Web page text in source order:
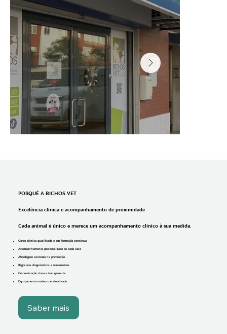
PORQUÊ A BICHOS VET
Excelência clínica e acompanhamento de proximidade
Cada animal é único e merece um acompanhamento clínico à sua medida.
Corpo clínico qualificado e em formação contínua
Acompanhamento personalizado de cada caso
Abordagem centrada na prevenção
Rigor nos diagnósticos e tratamentos
Comunicação clara e transparente
Equipamento moderno e atualizado
Saber mais